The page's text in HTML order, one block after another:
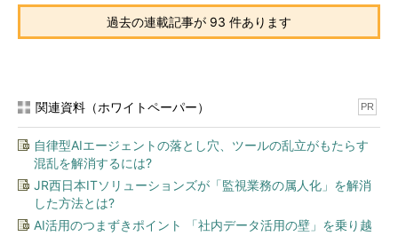
がリタイアされているのではないか、と想像する。多分、NTTの
中にそのとき以来、日本独自の素子にかける執念のようなものが
確かに原理的にはパラメトロンと似た部分もある。同じ振動数
といっても、位相には「0」と「π」があり、それぞれを「0」と
「1」に当てはめるという。パラメトロンはLC発振（なんとプリ
ミティブな）でそれをやり、今回はMEMSで作った微小なバネの
振動でそれをやったという。どちらも物理実験風で原理は想像し
やすい。
過去の連載記事が 93 件あります
関連資料（ホワイトペーパー） PR
自律型AIエージェントの落とし穴、ツールの乱立がもたらす
混乱を解消するには?
JR西日本ITソリューションズが「監視業務の属人化」を解消
した方法とは?
AI活用のつまずきポイント 「社内データ活用の壁」を乗り越